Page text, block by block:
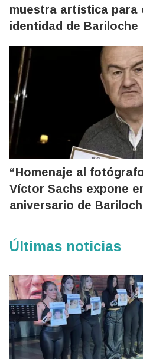
muestra artística para
identidad de Bariloche
“Homenaje al
Víctor Sachs expone
aniversario de
Últimas noticias